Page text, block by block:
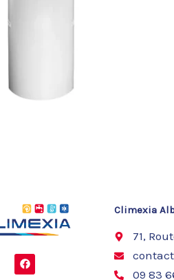
F
a
Climexia
71,
09 83